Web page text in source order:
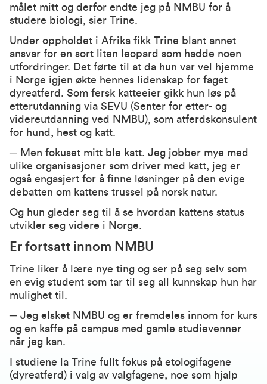
målet mitt og derfor endte jeg på NMBU for å
studere biologi, sier Trine.
Under oppholdet i Afrika fikk Trine blant annet
ansvar for en sort liten leopard som hadde noen
utfordringer. Det førte til at da hun var vel hjemme
i Norge igjen økte hennes lidenskap for faget
dyreatferd. Som fersk katteeier gikk hun løs på
etterutdanning via SEVU (Senter for etter- og
videreutdanning ved NMBU), som atferdskonsulent
for hund, hest og katt.
─ Men fokuset mitt ble katt. Jeg jobber mye med
ulike organisasjoner som driver med katt, jeg er
også engasjert for å finne løsninger på den evige
debatten om kattens trussel på norsk natur.
Og hun gleder seg til å se hvordan kattens status
utvikler seg videre i Norge.
Er fortsatt innom NMBU
Trine liker å lære nye ting og ser på seg selv som
en evig student som tar til seg all kunnskap hun har
mulighet til.
─ Jeg elsket NMBU og er fremdeles innom for kurs
og en kaffe på campus med gamle studievenner
når jeg kan.
I studiene la Trine fullt fokus på etologifagene
(dyreatferd) i valg av valgfagene, noe som hjalp